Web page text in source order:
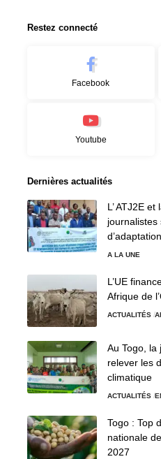
Restez connecté
Facebook
Youtube
Dernières actualités
L’ ATJ2E
journalistes
d’adaptation
A LA UNE
L’UE
Afrique de
ACTUALITÉS
Au Togo, la
relever les
climatique
ACTUALITÉS
Togo : Top
nationale
2027